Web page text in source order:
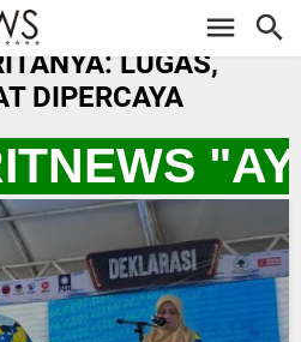
LUGAS,
DIPERCAYA